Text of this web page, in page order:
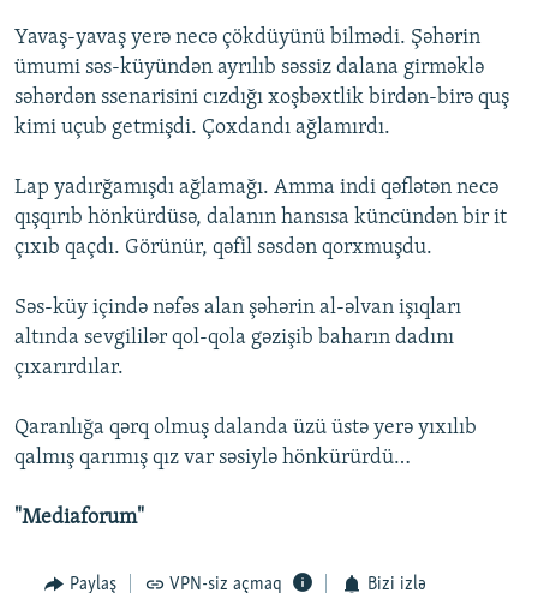
Yavaş-yavaş yerə necə çökdüyünü bilmədi. Şəhərin
ümumi səs-küyündən ayrılıb səssiz dalana girməklə
səhərdən ssenarisini cızdığı xoşbəxtlik birdən-birə quş
kimi uçub getmişdi. Çoxdandı ağlamırdı.
Lap yadırğamışdı ağlamağı. Amma indi qəflətən necə
qışqırıb hönkürdüsə, dalanın hansısa küncündən bir it
çıxıb qaçdı. Görünür, qəfil səsdən qorxmuşdu.
Səs-küy içində nəfəs alan şəhərin al-əlvan işıqları
altında sevgililər qol-qola gəzişib baharın dadını
çıxarırdılar.
Qaranlığa qərq olmuş dalanda üzü üstə yerə yıxılıb
qalmış qarımış qız var səsiylə hönkürürdü…
"Mediaforum"
Paylaş VPN-siz açmaq Bizi izlə